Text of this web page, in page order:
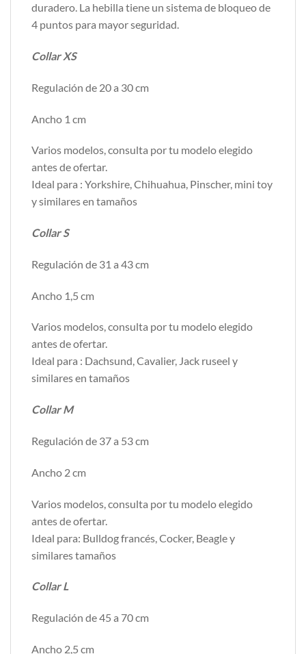
duradero. La hebilla tiene un sistema de bloqueo de
4 puntos para mayor seguridad.
Collar XS
Regulación de 20 a 30 cm
Ancho 1 cm
Varios modelos, consulta por tu modelo elegido
antes de ofertar.
Ideal para : Yorkshire, Chihuahua, Pinscher, mini toy
y similares en tamaños
Collar S
Regulación de 31 a 43 cm
Ancho 1,5 cm
Varios modelos, consulta por tu modelo elegido
antes de ofertar.
Ideal para : Dachsund, Cavalier, Jack ruseel y
similares en tamaños
Collar M
Regulación de 37 a 53 cm
Ancho 2 cm
Varios modelos, consulta por tu modelo elegido
antes de ofertar.
Ideal para: Bulldog francés, Cocker, Beagle y
similares tamaños
Collar L
Regulación de 45 a 70 cm
Ancho 2,5 cm